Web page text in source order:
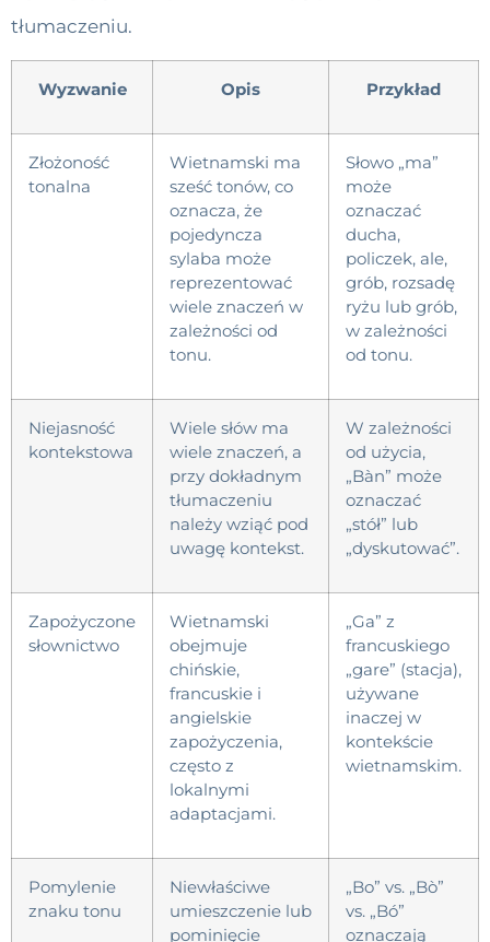
tłumaczeniu.
Wyzwanie Opis Przykład
Złożoność
tonalna
Wietnamski ma
sześć tonów, co
oznacza, że
pojedyncza
sylaba może
reprezentować
wiele znaczeń w
zależności od
tonu.
Słowo „ma”
może
oznaczać
ducha,
policzek, ale,
grób, rozsadę
ryżu lub grób,
w zależności
od tonu.
Niejasność
kontekstowa
Wiele słów ma
wiele znaczeń, a
przy dokładnym
tłumaczeniu
należy wziąć pod
uwagę kontekst.
W zależności
od użycia,
„Bàn” może
oznaczać
„stół” lub
„dyskutować”.
Zapożyczone
słownictwo
Wietnamski
obejmuje
chińskie,
francuskie i
angielskie
zapożyczenia,
często z
lokalnymi
adaptacjami.
„Ga” z
francuskiego
„gare” (stacja),
używane
inaczej w
kontekście
wietnamskim.
Pomylenie
znaku tonu
Niewłaściwe
umieszczenie lub
pominięcie
„Bo” vs. „Bò”
vs. „Bó”
oznaczają